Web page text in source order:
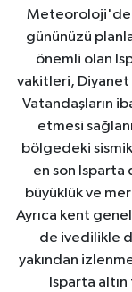
gününüzü
önemli olan
vakitleri, Diyanet
Vatandaşların
etmesi
bölgedeki
en son Isparta
büyüklük ve
Ayrıca kent
de ivedilikle
yakından
Isparta